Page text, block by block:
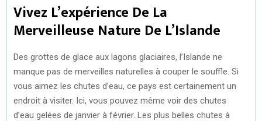
Vivez L’expérience De La
Merveilleuse Nature De L’Islande
Des grottes de glace aux lagons glaciaires, l’Islande ne
manque pas de merveilles naturelles à couper le souffle. Si
vous aimez les chutes d’eau, ce pays est certainement un
endroit à visiter. Ici, vous pouvez même voir des chutes
d’eau gelées de janvier à février. Les plus belles chutes à